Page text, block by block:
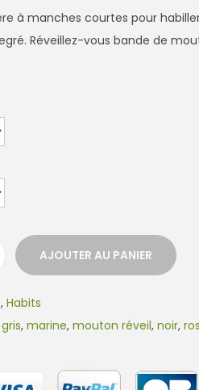
à manches courtes pour
Réveillez-vous bande de
AJOUTER AU PANIER
, Habits
gris, marine, mouton réveil, noir,